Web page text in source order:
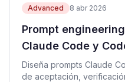
Advanced 8 abr 2026
Prompt
Claude Code y
sí se pueden
Diseña prompts Claude
de aceptación,